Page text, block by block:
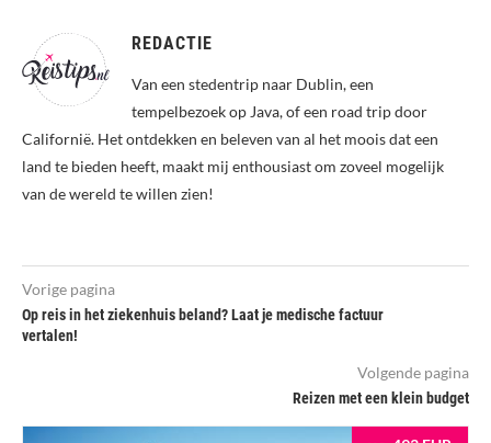
REDACTIE
Van een stedentrip naar Dublin, een
tempelbezoek op Java, of een road trip door
Californië. Het ontdekken en beleven van al het moois dat een
land te bieden heeft, maakt mij enthousiast om zoveel mogelijk
van de wereld te willen zien!
Vorige pagina
Op reis in het ziekenhuis beland? Laat je medische factuur
vertalen!
Volgende pagina
Reizen met een klein budget